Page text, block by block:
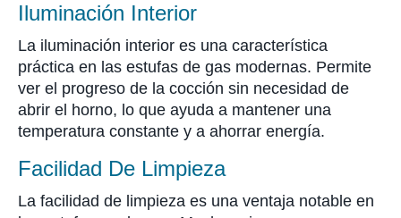
Iluminación Interior
La iluminación interior es una característica
práctica en las estufas de gas modernas. Permite
ver el progreso de la cocción sin necesidad de
abrir el horno, lo que ayuda a mantener una
temperatura constante y a ahorrar energía.
Facilidad De Limpieza
La facilidad de limpieza es una ventaja notable en